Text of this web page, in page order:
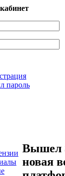
пароль
Вышел
новая